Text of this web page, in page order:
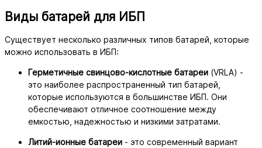
Виды батарей для ИБП
Существует несколько различных типов батарей, которые
можно использовать в ИБП:
Герметичные свинцово-кислотные батареи (VRLA) -
это наиболее распространенный тип батарей,
которые используются в большинстве ИБП. Они
обеспечивают отличное соотношение между
емкостью, надежностью и низкими затратами.
Литий-ионные батареи - это современный вариант